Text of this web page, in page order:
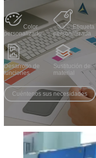
Color
personalizado
Etiqueta
personalizada
Desarrollo de
funciones
Sustitución de
material
Cuéntenos sus necesidades